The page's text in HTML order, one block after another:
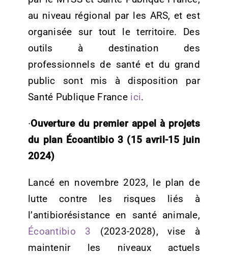
au niveau régional par les ARS, et est
organisée sur tout le territoire. Des
outils à destination des
professionnels de santé et du grand
public sont mis à disposition par
Santé Publique France ici.
∙Ouverture du premier appel à projets
du plan Écoantibio 3 (15 avril-15 juin
2024)
Lancé en novembre 2023, le plan de
lutte contre les risques liés à
l’antibiorésistance en santé animale,
Écoantibio 3
(2023-2028),
vise à
maintenir les niveaux actuels